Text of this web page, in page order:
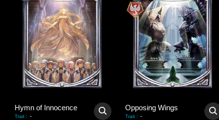
Hymn of Innocence
Trait : -
Opposing Wings
Trait : -